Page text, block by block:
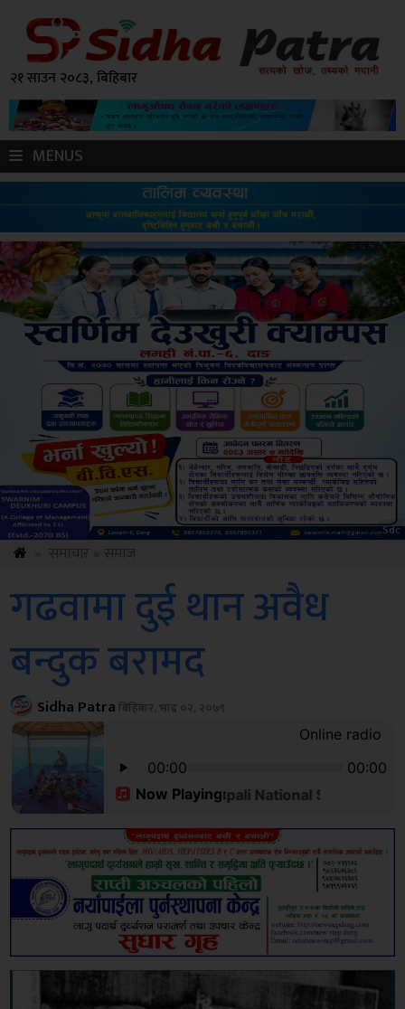
२१ साउन २०८३, बिहिबार
MENUS
ksbus
गढवामा दुई थान अवैध
बन्दुक बरामद
Sidha Patraबिहिबार, भाद्र ०२, २०७९